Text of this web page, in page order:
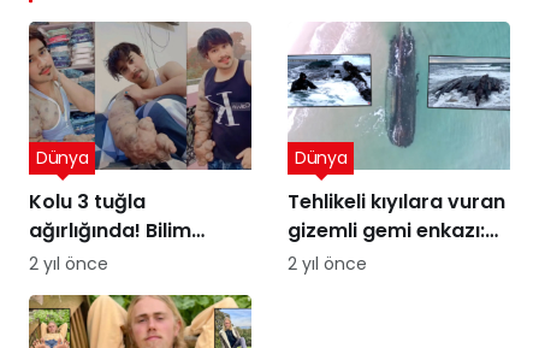
Kolu 3 tuğla
ağırlığında! Bilim
insanları şaşkın
Dünya
2 yıl önce
Tehlikeli kıyılara vuran
gizemli gemi enkazı:
Kumdaki Hayalet
Dünya
2 yıl önce